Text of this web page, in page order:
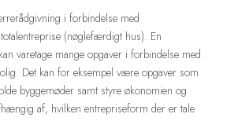
i forbindelse med
(nøglefærdigt hus). En
varetage mange opgaver i forbindelse med
Det kan for eksempel være opgaver som
byggemøder samt styre økonomien og
af, hvilken entrepriseform der er tale